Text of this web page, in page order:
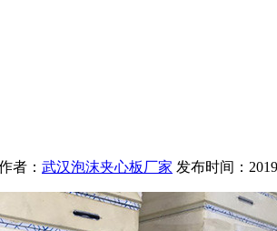
者： 武汉泡沫夹心板厂家 发布时间：